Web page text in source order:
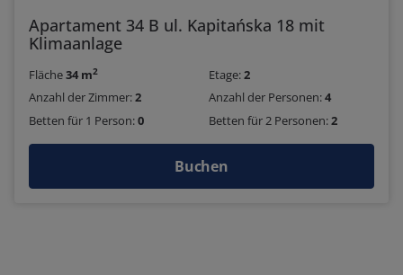
Apartament 34 B ul. Kapitańska 18 mit
Klimaanlage
Fläche34 m2 Etage:2
Anzahl der Zimmer:2 Anzahl der Personen:4
Betten für 1 Person:0 Betten für 2 Personen:2
Buchen